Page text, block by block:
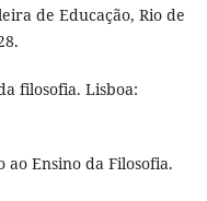
de Educação, Rio de
filosofia. Lisboa:
Ensino da Filosofia.